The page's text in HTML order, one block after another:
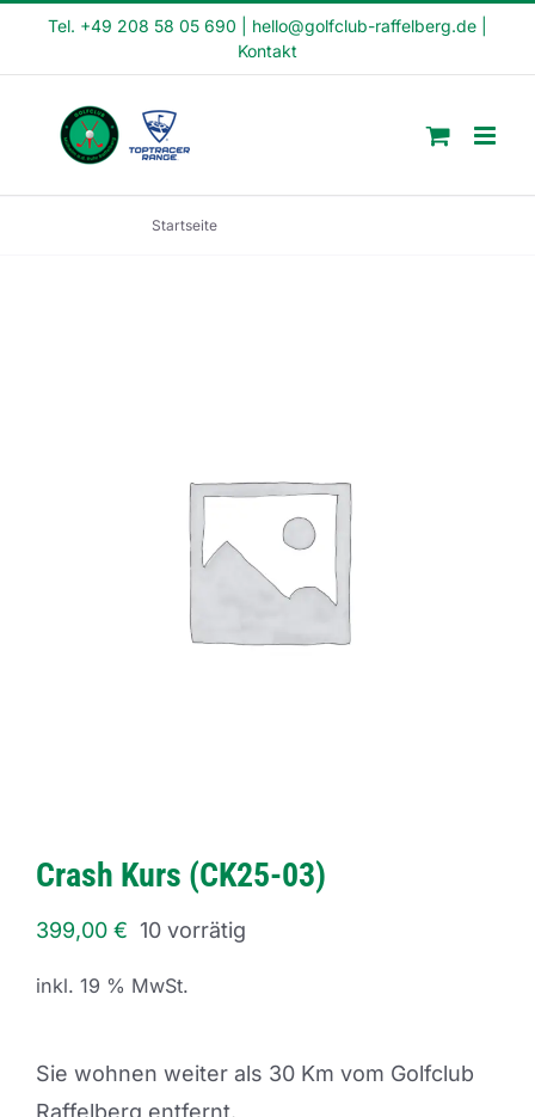
Tel. +49 208 58 05 690 hello@golfclub-raffelberg.de
Kontakt
Startseite
Crash Kurs (CK25-03)
399,00 € 10 vorrätig
inkl. 19 % MwSt.
Sie wohnen weiter als 30 Km vom Golfclub
Raffelberg entfernt.